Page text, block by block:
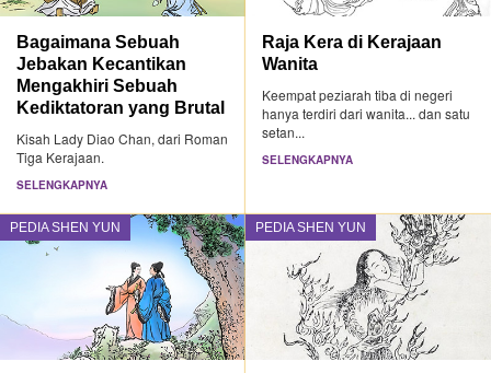
Bagaimana Sebuah
Jebakan Kecantikan
Mengakhiri Sebuah
Kediktatoran yang Brutal
Kisah Lady Diao Chan, dari Roman
Tiga Kerajaan.
SELENGKAPNYA
Raja Kera di Kerajaan
Wanita
Keempat peziarah tiba di negeri
hanya terdiri dari wanita... dan satu
setan...
SELENGKAPNYA
PEDIA SHEN YUN PEDIA SHEN YUN